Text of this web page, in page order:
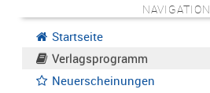
NAVIGATION
Startseite
Verlagsprogramm
Neuerscheinungen